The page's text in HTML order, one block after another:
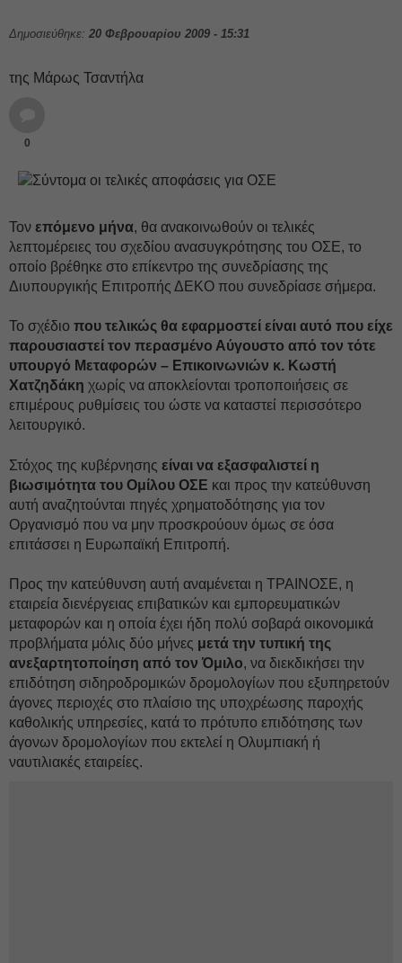
Δημοσιεύθηκε: 20 Φεβρουαρίου 2009 - 15:31
της Μάρως Τσαντήλα
0
Τον επόμενο μήνα, θα ανακοινωθούν οι τελικές
λεπτομέρειες του σχεδίου ανασυγκρότησης του ΟΣΕ, το
οποίο βρέθηκε στο επίκεντρο της συνεδρίασης της
Διυπουργικής Επιτροπής ΔΕΚΟ που συνεδρίασε σήμερα.
Το σχέδιο που τελικώς θα εφαρμοστεί είναι αυτό που είχε
παρουσιαστεί τον περασμένο Αύγουστο από τον τότε
υπουργό Μεταφορών – Επικοινωνιών κ. Κωστή
Χατζηδάκη χωρίς να αποκλείονται τροποποιήσεις σε
επιμέρους ρυθμίσεις του ώστε να καταστεί περισσότερο
λειτουργικό.
Στόχος της κυβέρνησης είναι να εξασφαλιστεί η
βιωσιμότητα του Ομίλου ΟΣΕ και προς την κατεύθυνση
αυτή αναζητούνται πηγές χρηματοδότησης για τον
Οργανισμό που να μην προσκρούουν όμως σε όσα
επιτάσσει η Ευρωπαϊκή Επιτροπή.
Προς την κατεύθυνση αυτή αναμένεται η ΤΡΑΙΝΟΣΕ, η
εταιρεία διενέργειας επιβατικών και εμπορευματικών
μεταφορών και η οποία έχει ήδη πολύ σοβαρά οικονομικά
προβλήματα μόλις δύο μήνες μετά την τυπική της
ανεξαρτητοποίηση από τον Όμιλο, να διεκδικήσει την
επιδότηση σιδηροδρομικών δρομολογίων που εξυπηρετούν
άγονες περιοχές στο πλαίσιο της υποχρέωσης παροχής
καθολικής υπηρεσίες, κατά το πρότυπο επιδότησης των
άγονων δρομολογίων που εκτελεί η Ολυμπιακή ή
ναυτιλιακές εταιρείες.